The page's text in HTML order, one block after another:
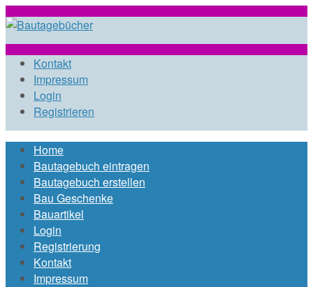
Direkt zum Inhalt
bautagebuch-
liste.de
Kontakt
Impressum
Login
Registrieren
Hauptmenü
Home
Bautagebuch eintragen
Bautagebuch erstellen
Bau Geschenke
Bauartikel
Login
Registrierung
Kontakt
Impressum